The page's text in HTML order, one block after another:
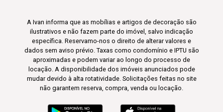
A Ivan informa que as mobílias e artigos de decoração são
ilustrativos e não fazem parte do imóvel, salvo indicação
específica. Reservamo-nos o direito de alterar valores e
dados sem aviso prévio. Taxas como condomínio e IPTU são
aproximadas e podem variar ao longo do processo de
locação. A disponibilidade dos imóveis anunciados pode
mudar devido à alta rotatividade. Solicitações feitas no site
não garantem reserva, compra, venda ou locação.